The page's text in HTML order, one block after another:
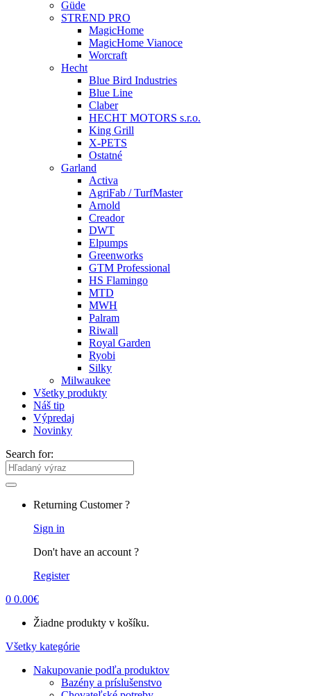
Güde
STREND PRO
MagicHome
MagicHome Vianoce
Worcraft
Hecht
Blue Bird Industries
Blue Line
Claber
HECHT MOTORS s.r.o.
King Grill
X-PETS
Ostatné
Garland
Activa
AgriFab / TurfMaster
Arnold
Creador
DWT
Elpumps
Greenworks
GTM Professional
HS Flamingo
MTD
MWH
Palram
Riwall
Royal Garden
Ryobi
Silky
Milwaukee
Všetky produkty
Náš tip
Výpredaj
Novinky
Search for:
Returning Customer ?
Sign in
Don't have an account ?
Register
0 0.00€
Žiadne produkty v košíku.
Všetky kategórie
Nakupovanie podľa produktov
Bazény a príslušenstvo